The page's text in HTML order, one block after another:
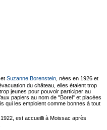
et Suzanne Borenstein , nées en 1926 et
du château, elles étaient trop
jeunes pour pouvoir participer au
papiers au nom de "Borel" et placées
qui les emploient comme bonnes à tout
1922, est accueilli à Moissac après